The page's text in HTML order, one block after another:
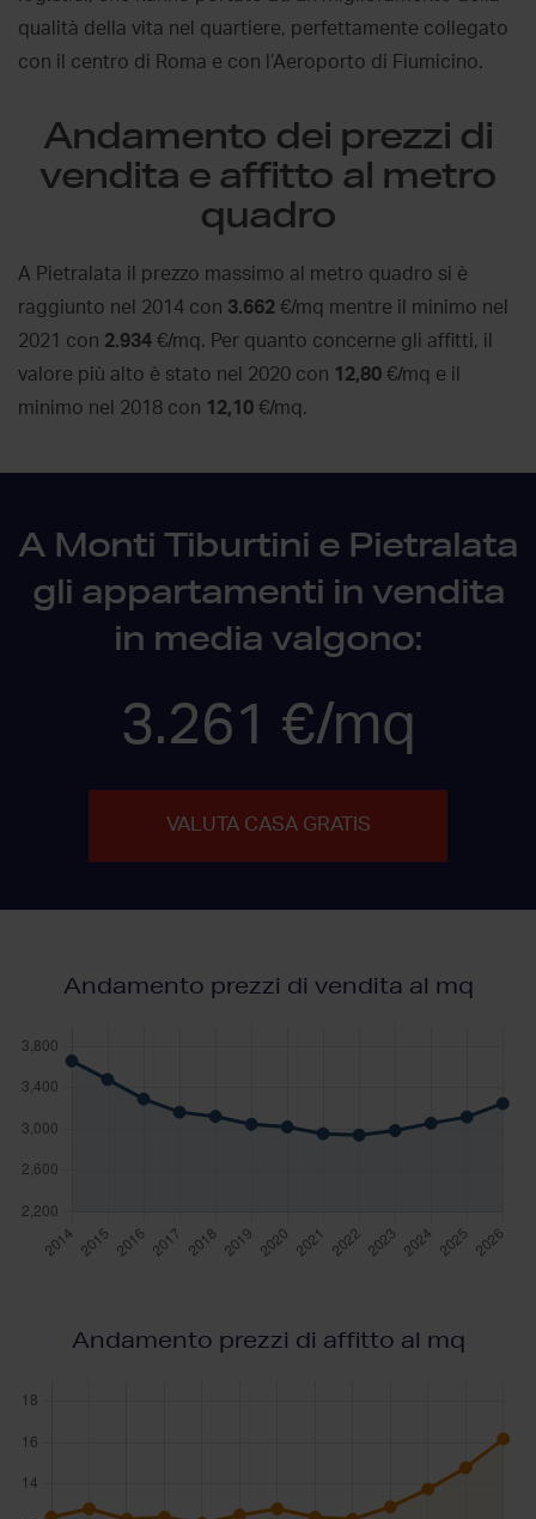
qualità della vita nel quartiere, perfettamente collegato
con il centro di Roma e con l’Aeroporto di Fiumicino.
Andamento dei prezzi di
vendita e affitto al metro
quadro
A Pietralata il prezzo massimo al metro quadro si è
raggiunto nel 2014 con 3.662 €/mq mentre il minimo nel
2021 con 2.934 €/mq. Per quanto concerne gli affitti, il
valore più alto è stato nel 2020 con 12,80 €/mq e il
minimo nel 2018 con 12,10 €/mq.
A Monti Tiburtini e Pietralata
gli appartamenti in vendita
in media valgono:
3.261 €/mq
VALUTA CASA GRATIS
Andamento prezzi di vendita al mq
Andamento prezzi di affitto al mq